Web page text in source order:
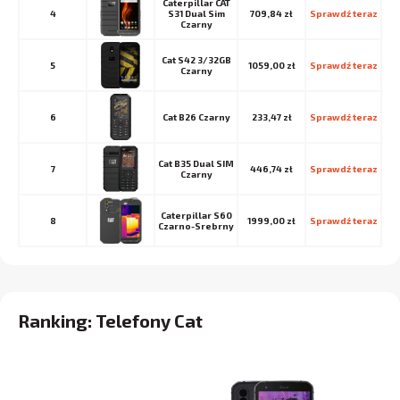
4
Caterpillar CAT
S31 Dual Sim
Czarny
709,84 zł Sprawdź teraz
5
Cat S42 3/32GB
Czarny
1059,00 zł Sprawdź teraz
6 Cat B26 Czarny 233,47 zł Sprawdź teraz
7
Cat B35 Dual SIM
Czarny
446,74 zł Sprawdź teraz
8
Caterpillar S60
Czarno-Srebrny
1999,00 zł Sprawdź teraz
Ranking: Telefony Cat